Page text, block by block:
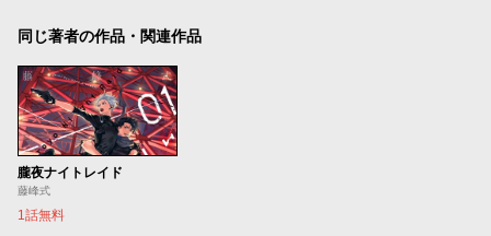
同じ著者の作品・関連作品
朧夜ナイトレイド
藤峰式
1話無料